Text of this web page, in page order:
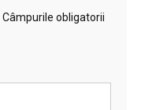
Câmpurile obligatorii